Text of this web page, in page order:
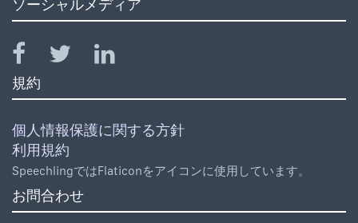
ソーシャルメディア
規約
個人情報保護に関する方針
利用規約
SpeechlingではFlaticonをアイコンに使用しています。
お問合わせ